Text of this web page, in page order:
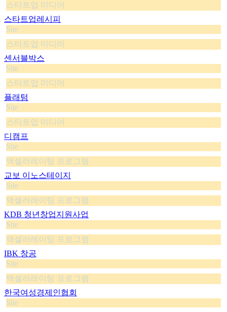
스타트업 미디어
스타트업레시피
Site
스타트업 미디어
센서블박스
Site
스타트업 미디어
플래텀
Site
스타트업 미디어
디캠프
Site
액셀러레이팅 프로그램
교보 이노스테이지
Site
액셀러레이팅 프로그램
KDB 청년창업지원사업
Site
액셀러레이팅 프로그램
IBK 창공
Site
액셀러레이팅 프로그램
한국여성경제인협회
Site